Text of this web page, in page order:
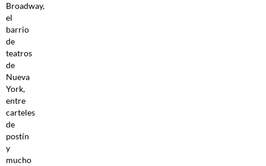
Broadway,
el
barrio
de
teatros
de
Nueva
York,
entre
carteles
de
postín
y
mucho